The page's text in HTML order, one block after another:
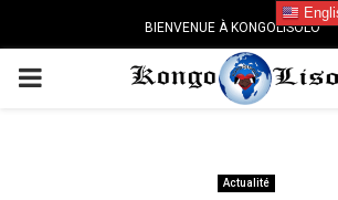
BIENVENUE À KONGOLISOLO
PRIMARY
Actualité